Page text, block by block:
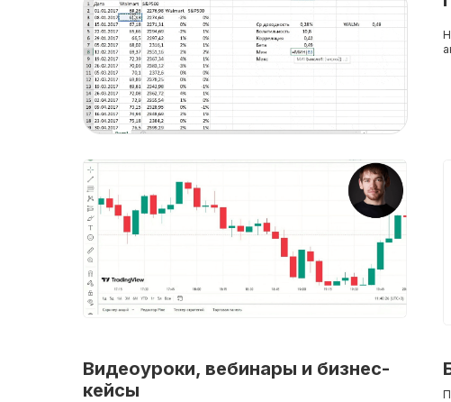
Видеоуроки, вебинары и бизнес-
кейсы